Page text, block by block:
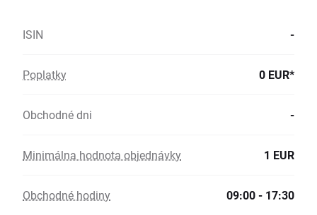
ISIN -
Poplatky 0 EUR*
Obchodné dni -
Minimálna hodnota objednávky 1 EUR
Obchodné hodiny 09:00 - 17:30